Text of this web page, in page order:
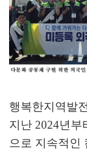
행복한지역발
지난 2024년부
으로 지속적인